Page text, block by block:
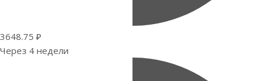
3648.75 ₽
Через 4 недели